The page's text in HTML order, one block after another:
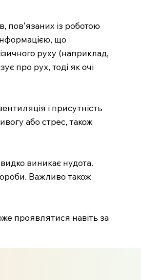
пов’язаних із роботою
що
руху (наприклад,
про рух, тоді як очі
і присутність
або стрес, також
виникає нудота.
Важливо також
проявлятися навіть за